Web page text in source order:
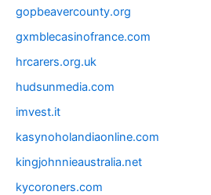
gopbeavercounty.org
gxmblecasinofrance.com
hrcarers.org.uk
hudsunmedia.com
imvest.it
kasynoholandiaonline.com
kingjohnnieaustralia.net
kycoroners.com